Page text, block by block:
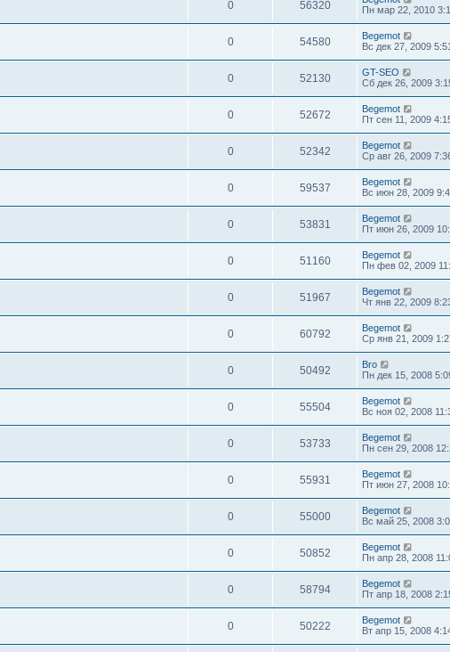
0 56320
Пн мар 22, 2010
0 54580
Begemot
Вс дек 27, 2009
0 52130
GT-SEO
Сб дек 26, 2009
0 52672
Begemot
Пт сен 11, 2009
0 52342
Begemot
Ср авг 26, 2009
0 59537
Begemot
Вс июн 28, 2009
0 53831
Begemot
Пт июн 26, 2009
0 51160
Begemot
Пн фев 02, 2009
0 51967
Begemot
Чт янв 22, 2009
0 60792
Begemot
Ср янв 21, 2009
0 50492
Bro
Пн дек 15, 2008
0 55504
Begemot
Вс ноя 02, 2008
0 53733
Begemot
Пн сен 29, 2008
0 55931
Begemot
Пт июн 27, 2008
0 55000
Begemot
Вс май 25, 2008
0 50852
Begemot
Пн апр 28, 2008
0 58794
Begemot
Пт апр 18, 2008
0 50222
Begemot
Вт апр 15, 2008